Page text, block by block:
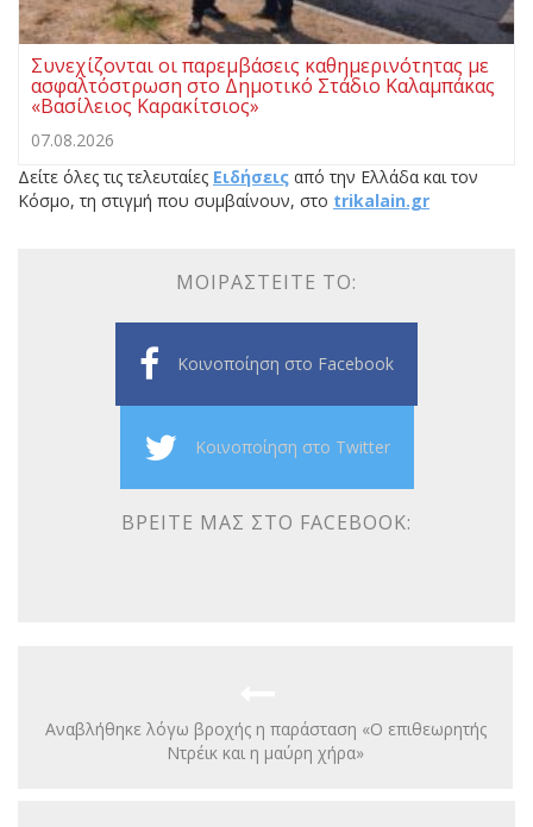
Συνεχίζονται οι παρεμβάσεις καθημερινότητας με
ασφαλτόστρωση στο Δημοτικό Στάδιο Καλαμπάκας
«Βασίλειος Καρακίτσιος»
07.08.2026
Δείτε όλες τις τελευταίες Ειδήσεις από την Ελλάδα και τον
Κόσμο, τη στιγμή που συμβαίνουν, στο trikalain.gr
ΜΟΙΡΑΣΤΕΊΤΕ ΤΟ:
Κοινοποίηση στο Facebook
Κοινοποίηση στο Twitter
ΒΡΕΊΤΕ ΜΑΣ ΣΤΟ FACEBOOK:
Αναβλήθηκε λόγω βροχής η παράσταση «Ο επιθεωρητής
Ντρέικ και η μαύρη χήρα»